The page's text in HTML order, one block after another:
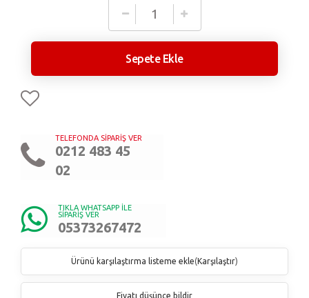
TELEFONDA SİPARİŞ VER
0212 483 45
02
TIKLA WHATSAPP İLE
SİPARİŞ VER
05373267472
Sepete Ekle
Ürünü karşılaştırma listeme ekle( Karşılaştır)
Fiyatı düşünce bildir